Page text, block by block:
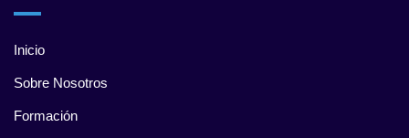
Inicio
Sobre Nosotros
Formación